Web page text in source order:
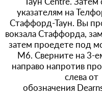
указателям на
Стаффорд-Таун. Вы
вокзала Стаффорда,
затем проедете под
М6. Сверните на 3-
направо напротив
слева от
обозначения